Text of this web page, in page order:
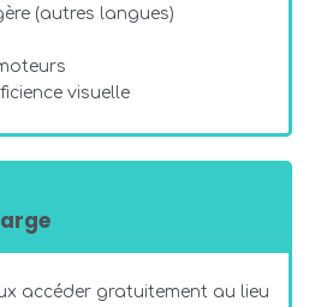
(autres langues)
visuelle
accéder gratuitement au lieu